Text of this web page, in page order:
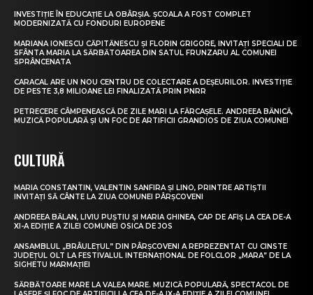
INVESTIȚIE ÎN EDUCAȚIE LA OBÂRȘIA. ȘCOALA A FOST COMPLET
MODERNIZATĂ CU FONDURI EUROPENE
MARIANA IONESCU CĂPITĂNESCU ȘI FLORIN GRIGORE, INVITAȚI SPECIALI DE
SFÂNTA MARIA LA SĂRBĂTOAREA DIN SATUL FRUNZARU AL COMUNEI
SPRÂNCENATA
CARACAL ARE UN NOU CENTRU DE COLECTARE A DEȘEURILOR. INVESTIȚIE
DE PESTE 3,8 MILIOANE LEI FINALIZATĂ PRIN PNRR
PETRECERE CÂMPENEASCĂ DE ZILE MARI LA FĂRCAȘELE. ANDREEA BĂNICĂ,
MUZICĂ POPULARĂ ȘI UN FOC DE ARTIFICII GRANDIOS DE ZIUA COMUNEI
CULTURĂ
MARIA CONSTANTIN, VALENTIN SANFIRA ȘI LINO, PRINTRE ARTIȘTII
INVITAȚI SĂ CÂNTE LA ZIUA COMUNEI PÂRȘCOVENI
ANDREEA BĂLAN, LIVIU PUȘTIU ȘI MARIA GHINEA, CAP DE AFIȘ LA CEA DE-A
XI-A EDIȚIE A ZILEI COMUNEI OSICA DE JOS
ANSAMBLUL „BRÂULEȚUL” DIN PÂRȘCOVENI A REPREZENTAT CU CINSTE
JUDEȚUL OLT LA FESTIVALUL INTERNAȚIONAL DE FOLCLOR „MARA” DE LA
SIGHETU MARMAȚIEI
SĂRBĂTOARE MARE LA VALEA MARE. MUZICĂ POPULARĂ, SPECTACOL DE